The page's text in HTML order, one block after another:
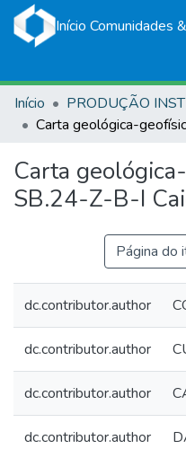
Início Comunidades
Início
Carta
SB.24-Z-B-I
Página do
dc.contributor.author
dc.contributor.author
dc.contributor.author
dc.contributor.author